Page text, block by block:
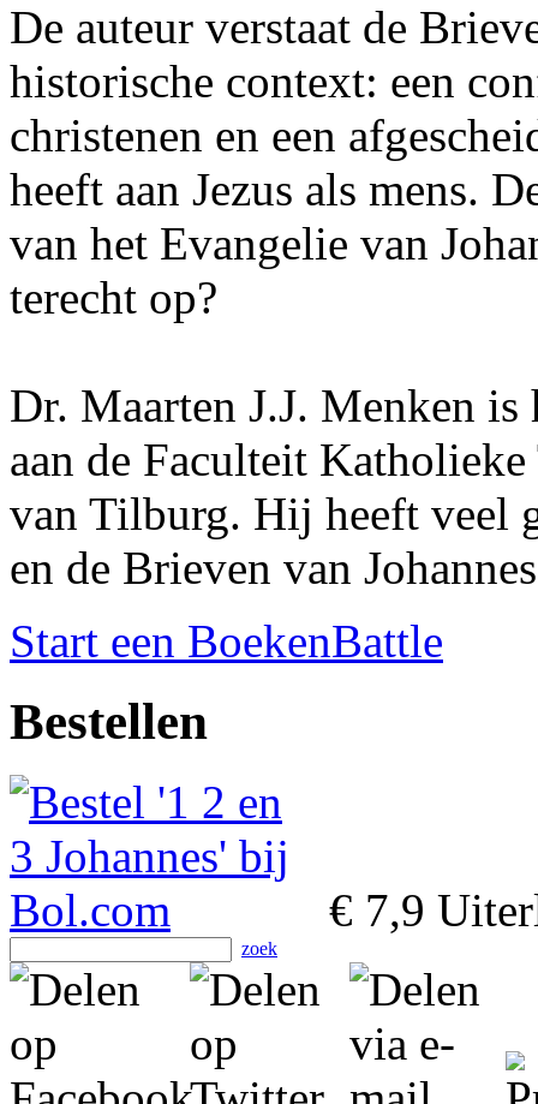
De auteur verstaat de
historische context: een
christenen en een
heeft aan Jezus als mens.
van het Evangelie van
terecht op?
Dr. Maarten J.J. Menken is
aan de Faculteit
van Tilburg. Hij heeft veel
en de Brieven van
Start een BoekenBattle
Bestellen
€ 7,9
zoek